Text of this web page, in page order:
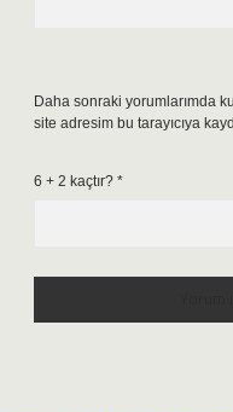
Daha sonraki yorumlarımda
site adresim bu tarayıcıya
6 + 2 kaçtır? *